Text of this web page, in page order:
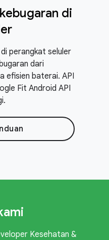
di
perangkat seluler
dari
efisien baterai. API
Fit Android API
Kesehatan &